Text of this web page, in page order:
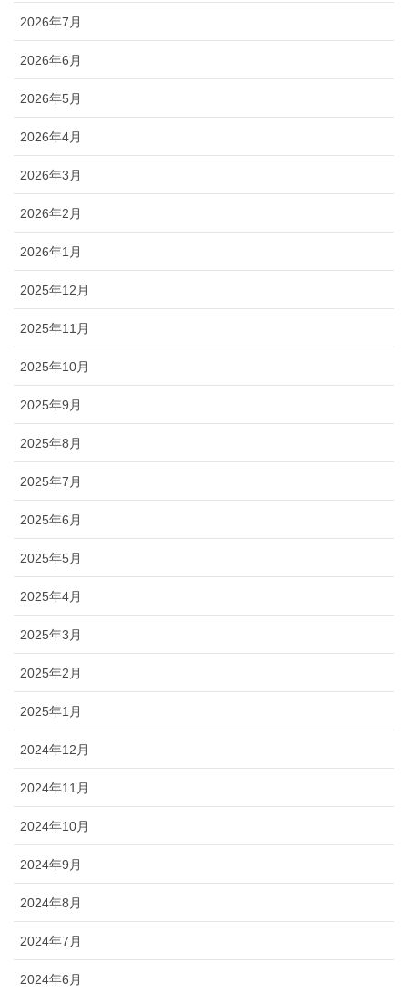
2026年7月
2026年6月
2026年5月
2026年4月
2026年3月
2026年2月
2026年1月
2025年12月
2025年11月
2025年10月
2025年9月
2025年8月
2025年7月
2025年6月
2025年5月
2025年4月
2025年3月
2025年2月
2025年1月
2024年12月
2024年11月
2024年10月
2024年9月
2024年8月
2024年7月
2024年6月